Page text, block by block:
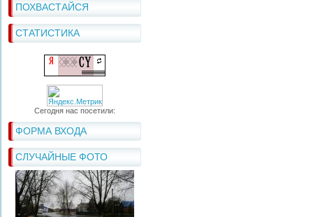
ПОХВАСТАЙСЯ
СТАТИСТИКА
Сегодня нас посетили:
ФОРМА ВХОДА
СЛУЧАЙНЫЕ ФОТО